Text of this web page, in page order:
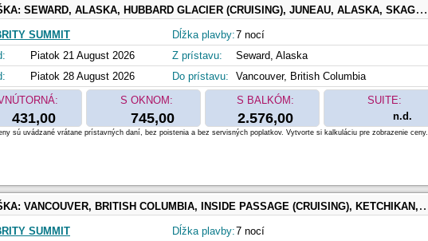
SEWARD, ALASKA, HUBBARD GLACIER (CRUISING), JUNEAU, ALASKA, SKAGWAY, ALASKA, ICY STRAIT POINT, ALASKA, KETCHIKAN, ALASKA, INSIDE PASSAGE (CRUISING), VANCOUVER, BRITISH COLUMBIA
SUMMIT
Piatok 21 August 2026
Piatok 28 August 2026
Dĺžka plavby:7 nocí
Z prístavu:
Seward, Alaska
Do prístavu:
Vancouver, British Columbia
431,00
S OKNOM:
745,00
S BALKÓM:
2.576,00
SUITE:
n.d.
sú uvádzané vrátane prístavných daní, bez poistenia a bez servisných poplatkov. Vytvorte si kalkuláciu pre zobrazenie ceny.
VANCOUVER, BRITISH COLUMBIA, INSIDE PASSAGE (CRUISING), KETCHIKAN, ALASKA, SITKA, ALASKA, JUNEAU, ALASKA, ICY STRAIT POINT, ALASKA, HUBBARD GLACIER (CRUISING), SEWARD, ALASKA
SUMMIT
Dĺžka plavby:7 nocí